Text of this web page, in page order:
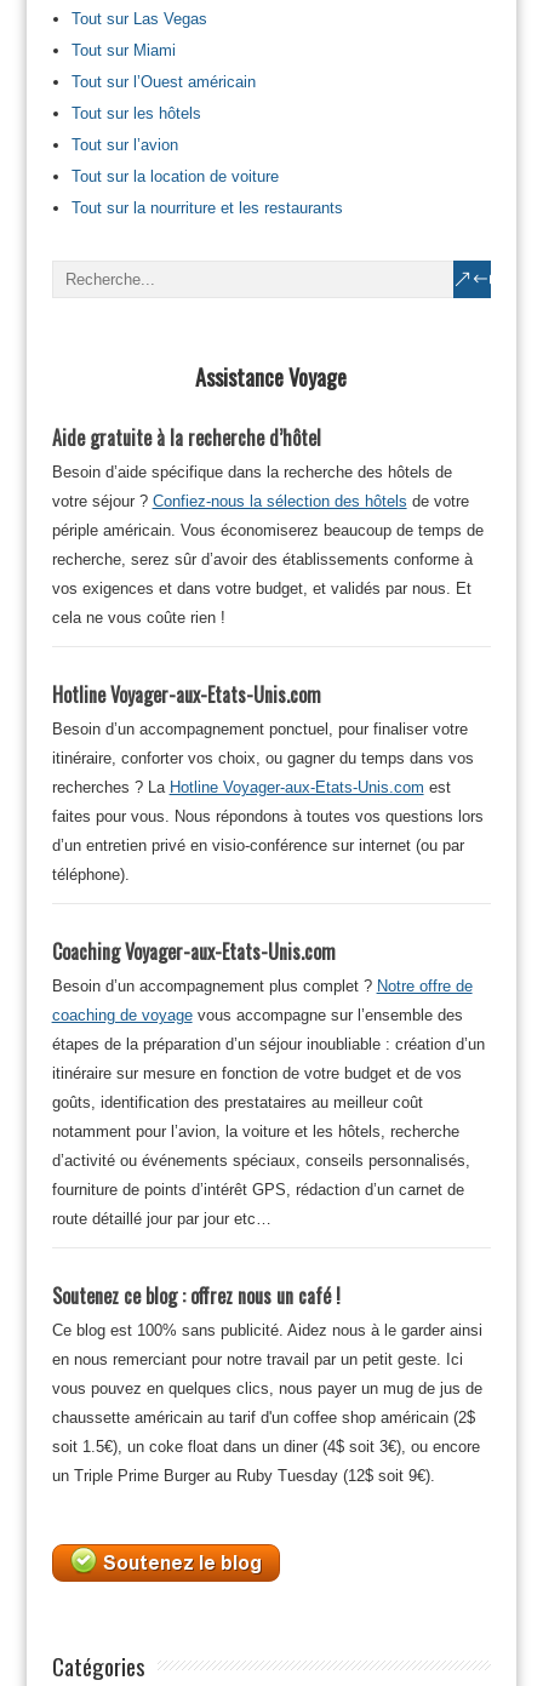
Tout sur Las Vegas
Tout sur Miami
Tout sur l’Ouest américain
Tout sur les hôtels
Tout sur l’avion
Tout sur la location de voiture
Tout sur la nourriture et les restaurants
Assistance Voyage
Aide gratuite à la recherche d’hôtel
Besoin d’aide spécifique dans la recherche des hôtels de
votre séjour ? Confiez-nous la sélection des hôtels de votre
périple américain. Vous économiserez beaucoup de temps de
recherche, serez sûr d’avoir des établissements conforme à
vos exigences et dans votre budget, et validés par nous. Et
cela ne vous coûte rien !
Hotline Voyager-aux-Etats-Unis.com
Besoin d’un accompagnement ponctuel, pour finaliser votre
itinéraire, conforter vos choix, ou gagner du temps dans vos
recherches ? La Hotline Voyager-aux-Etats-Unis.com est
faites pour vous. Nous répondons à toutes vos questions lors
d’un entretien privé en visio-conférence sur internet (ou par
téléphone).
Coaching Voyager-aux-Etats-Unis.com
Besoin d’un accompagnement plus complet ? Notre offre de
coaching de voyagevous accompagne sur l’ensemble des
étapes de la préparation d’un séjour inoubliable : création d’un
itinéraire sur mesure en fonction de votre budget et de vos
goûts, identification des prestataires au meilleur coût
notamment pour l’avion, la voiture et les hôtels, recherche
d’activité ou événements spéciaux, conseils personnalisés,
fourniture de points d’intérêt GPS, rédaction d’un carnet de
route détaillé jour par jour etc…
Soutenez ce blog : offrez nous un café !
Ce blog est 100% sans publicité. Aidez nous à le garder ainsi
en nous remerciant pour notre travail par un petit geste. Ici
vous pouvez en quelques clics, nous payer un mug de jus de
chaussette américain au tarif d'un coffee shop américain (2$
soit 1.5€), un coke float dans un diner (4$ soit 3€), ou encore
un Triple Prime Burger au Ruby Tuesday (12$ soit 9€).
Catégories